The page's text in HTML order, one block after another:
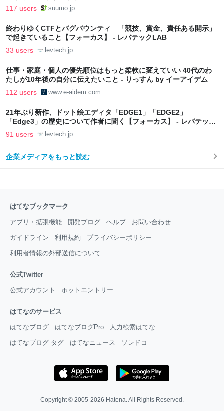
向上”戦略 東京・中央区
117 users suumo.jp
終わりゆくCTFとバグバウンティ 「競技、賞金、責任ある開示」
で起きていること【フォーカス】 - レバテックLAB
33 users levtech.jp
仕事・家庭・個人の優先順位はもっと柔軟に変えていい 40代のわ
たしが10年後の自分に伝えたいこと - りっすん by イーアイデム
112 users www.e-aidem.com
21年ぶり新作、ドット絵エディタ「EDGE1」「EDGE2」
「Edge3」の歴史について作者に聞く【フォーカス】 - レバテック
LAB
91 users levtech.jp
企業メディアをもっと読む
はてなブックマーク
アプリ・拡張機能 開発ブログ ヘルプ お問い合わせ
ガイドライン 利用規約 プライバシーポリシー
利用者情報の外部送信について
公式Twitter
公式アカウント ホットエントリー
はてなのサービス
はてなブログ はてなブログPro 人力検索はてな
はてなブログ タグ はてなニュース ソレドコ
Copyright © 2005-2026 Hatena . All Rights Reserved.